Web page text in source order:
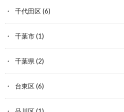
千代田区(6)
千葉市(1)
千葉県(2)
台東区(6)